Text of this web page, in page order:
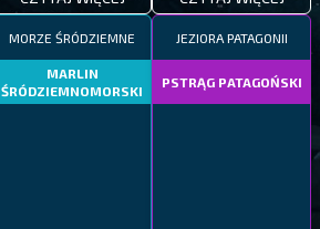
MORZE ŚRÓDZIEMNE
MARLIN
ŚRÓDZIEMNOMORSKI
JEZIORA PATAGONII
PSTRĄG PATAGOŃSKI